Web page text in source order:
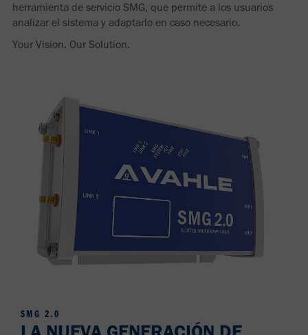
herramienta de servicio SMG, que permite a los usuarios
analizar el sistema y adaptarlo en caso necesario.
Your Vision. Our Solution.
SMG 2.0